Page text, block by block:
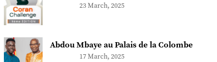
23 March, 2025
Abdou Mbaye au Palais de la Colombe
17 March, 2025